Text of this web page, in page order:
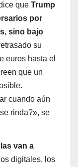
que Trump
por
sino bajo
su
euros hasta el
que un
cuando aún
rinda?», se
van a
digitales, los